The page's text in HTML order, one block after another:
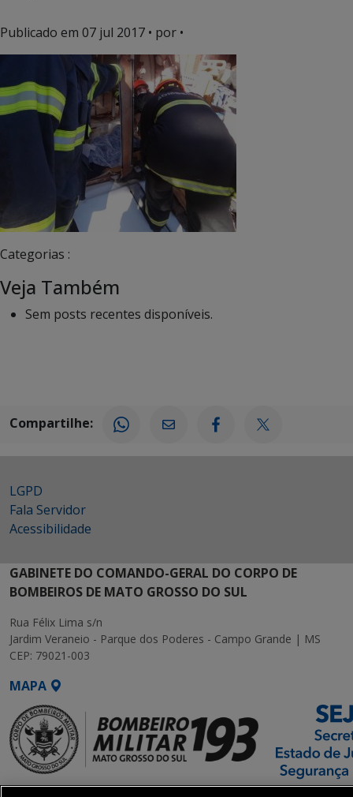
Publicado em 07 jul 2017 • por •
Categorias :
Veja Também
Sem posts recentes disponíveis.
Compartilhe:
LGPD
Fala Servidor
Acessibilidade
GABINETE DO COMANDO-GERAL DO CORPO DE
BOMBEIROS DE MATO GROSSO DO SUL
Rua Félix Lima s/n
Jardim Veraneio - Parque dos Poderes - Campo Grande | MS
CEP: 79021-003
MAPA